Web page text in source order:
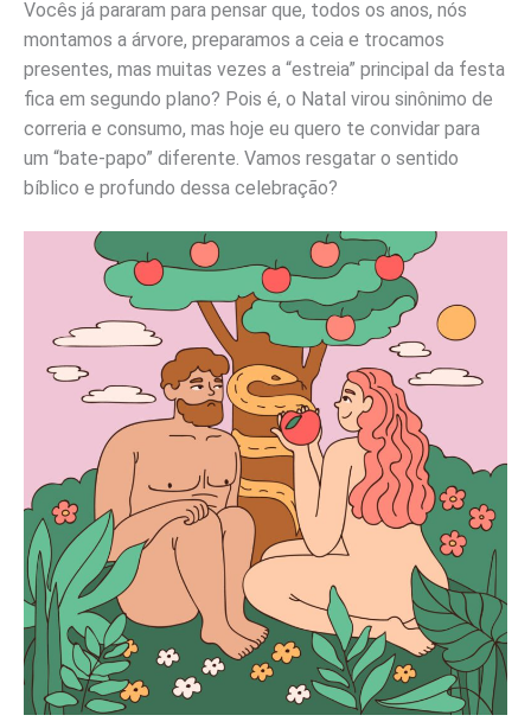
Vocês já pararam para pensar que, todos os anos, nós
montamos a árvore, preparamos a ceia e trocamos
presentes, mas muitas vezes a “estreia” principal da festa
fica em segundo plano? Pois é, o Natal virou sinônimo de
correria e consumo, mas hoje eu quero te convidar para
um “bate-papo” diferente. Vamos resgatar o sentido
bíblico e profundo dessa celebração?